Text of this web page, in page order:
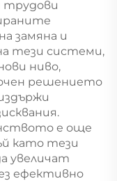
трудови
замяна и
тези системи,
ниво,
решението
е още
като тези
увеличат
ефективно